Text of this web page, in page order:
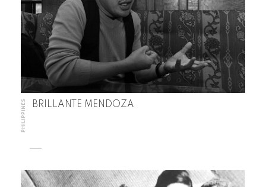
PHILIPPINES BRILLANTE MENDOZA